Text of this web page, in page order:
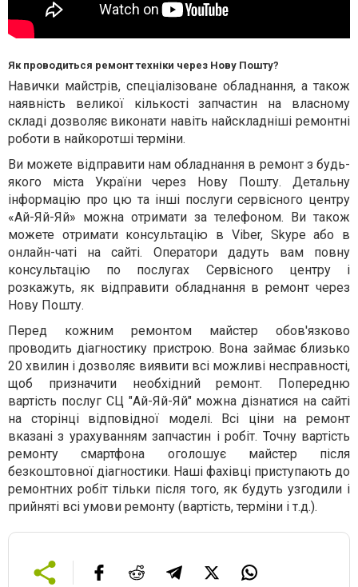
Як проводиться ремонт техніки через Нову Пошту?
Навички майстрів, спеціалізоване обладнання, а також
наявність великої кількості запчастин на власному
складі дозволяє виконати навіть найскладніші ремонтні
роботи в найкоротші терміни.
Ви можете відправити нам обладнання в ремонт з будь-
якого міста України через Нову Пошту. Детальну
інформацію про цю та інші послуги сервісного центру
«Ай-Яй-Яй» можна отримати за телефоном. Ви також
можете отримати консультацію в Viber, Skype або в
онлайн-чаті на сайті. Оператори дадуть вам повну
консультацію по послугах Сервісного центру і
розкажуть, як відправити обладнання в ремонт через
Нову Пошту.
Перед кожним ремонтом майстер обов'язково
проводить діагностику пристрою. Вона займає близько
20 хвилин і дозволяє виявити всі можливі несправності,
щоб призначити необхідний ремонт. Попередню
вартість послуг СЦ "Ай-Яй-Яй" можна дізнатися на сайті
на сторінці відповідної моделі. Всі ціни на ремонт
вказані з урахуванням запчастин і робіт. Точну вартість
ремонту смартфона оголошує майстер після
безкоштовної діагностики. Наші фахівці приступають до
ремонтних робіт тільки після того, як будуть узгодили і
прийняті всі умови ремонту (вартість, терміни і т.д.).